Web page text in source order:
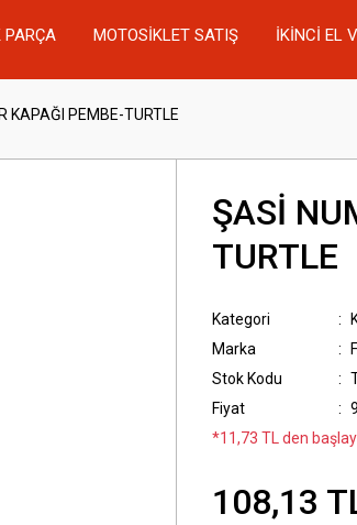
PARÇA MOTOSİKLET SATIŞ İKİNCİ EL
KAPAĞI PEMBE-TURTLE
ŞASİ
TURTLE
Kategori
Marka
Stok Kodu
Fiyat
*11,73 TL den
108,13